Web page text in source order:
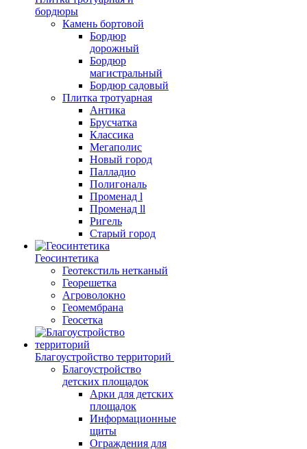
бордюры
Камень бортовой
Бордюр
дорожный
Бордюр
магистральный
Бордюр садовый
Плитка тротуарная
Антика
Брусчатка
Классика
Мегаполис
Новый город
Палладио
Полигональ
Променад l
Променад ll
Ригель
Старый город
Геосинтетика
Геотекстиль нетканый
Георешетка
Агроволокно
Геомембрана
Геосетка
Благоустройство территорий
Благоустройство
детских площадок
Арки для детских
площадок
Информационные
щиты
Ограждения для